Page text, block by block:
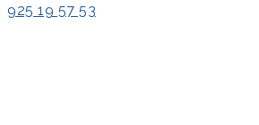
925 19 57 53